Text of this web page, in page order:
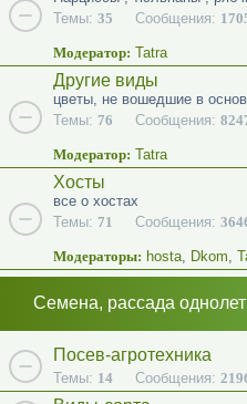
Темы: 35 Сообщения:
Модератор: Tatra
Другие виды
цветы, не вошедшие в
Темы: 76 Сообщения:
Модератор: Tatra
Хосты
все о хостах
Темы: 71 Сообщения:
Модераторы: hosta Dkom
Семена, рассада
Посев-агротехника
Темы: 14 Сообщения: